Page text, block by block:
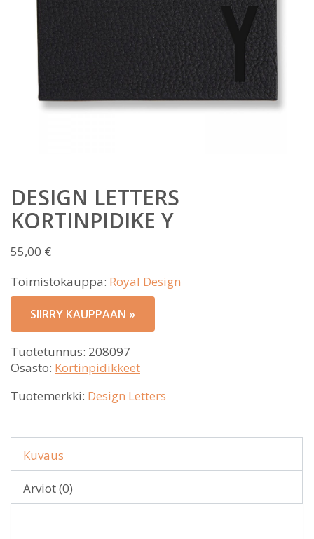
DESIGN LETTERS
KORTINPIDIKE Y
55,00 €
Toimistokauppa: Royal Design
SIIRRY KAUPPAAN »
Tuotetunnus: 208097
Osasto: Kortinpidikkeet
Tuotemerkki: Design Letters
Kuvaus
Arviot (0)